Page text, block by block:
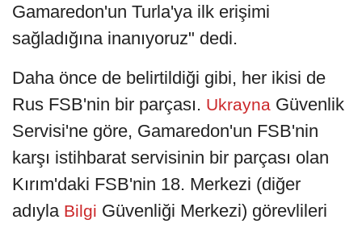
Gamaredon'un Turla'ya ilk erişimi
sağladığına inanıyoruz" dedi.
Daha önce de belirtildiği gibi, her ikisi de
Rus FSB'nin bir parçası. Ukrayna Güvenlik
Servisi'ne göre, Gamaredon'un FSB'nin
karşı istihbarat servisinin bir parçası olan
Kırım'daki FSB'nin 18. Merkezi (diğer
adıyla Bilgi Güvenliği Merkezi) görevlileri